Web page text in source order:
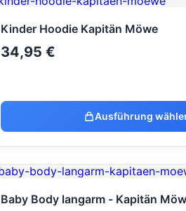
Kinder Hoodie Kapitän Möwe
34,95 €
Ausführung
Baby Body langarm - Kapitän